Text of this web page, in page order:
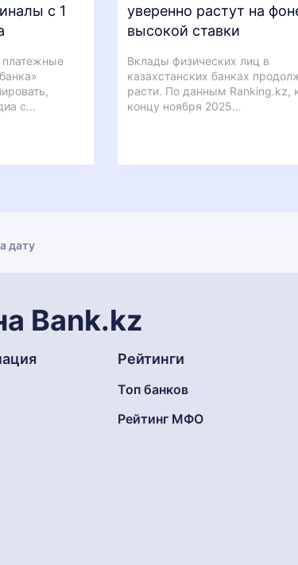
с 1
платежные
с…
уверенно растут на
высокой ставки
Вклады физических лиц в
казахстанских банках
расти. По данным Ranking.kz,
концу ноября 2025…
дату
Bank.kz
Рейтинги
Топ банков
Рейтинг МФО